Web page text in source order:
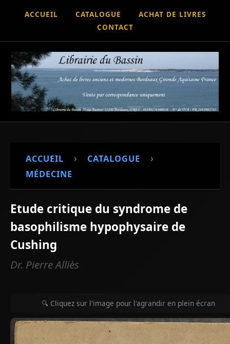
ACCUEIL CATALOGUE
ACHAT DE LIVRES
CONTACT
ACCUEIL › CATALOGUE ›
MÉDECINE
Etude critique du syndrome de
basophilisme hypophysaire de
Cushing
Dr. Pierre Alliès
🔍 Cliquez sur l'image pour l'agrandir en plein écran